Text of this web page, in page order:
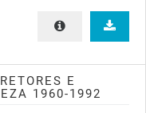
E
1960-1992